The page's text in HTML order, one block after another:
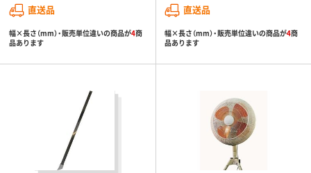
直送品
幅×長さ（mm）・販売単位違いの商品が4商
品あります
直送品
幅×長さ（mm）・販売単位違いの商品が4商
品あります